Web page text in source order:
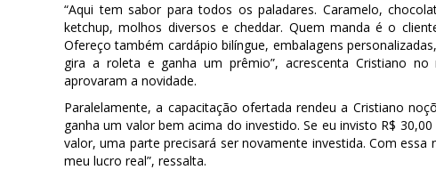
“Aqui tem sabor para todos os paladares. Caramelo,
ketchup, molhos diversos e cheddar. Quem manda é o
Ofereço também cardápio bilíngue, embalagens
gira a roleta e ganha um prêmio”, acrescenta Cristiano
aprovaram a novidade.
Paralelamente, a capacitação ofertada rendeu a Cristiano
ganha um valor bem acima do investido. Se eu invisto R$
valor, uma parte precisará ser novamente investida. Com
meu lucro real”, ressalta.